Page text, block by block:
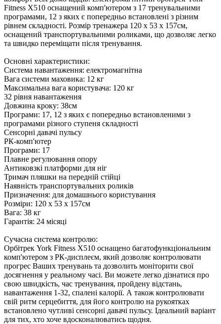
Fitness X510 оснащений комп'ютером з 17 тренувальними
програмами, 12 з яких є попередньо встановлені з різним
рівнем складності. Розмір тренажера 120 х 53 х 157см,
оснащений транспортувальними роликами, що дозволяє легко
та швидко переміщати після тренування.
Основні характеристики:
Система навантаження: електромагнітна
Вага системи маховика: 12 кг
Максимальна вага користувача: 120 кг
32 рівня навантаження
Довжина кроку: 38см
Програми: 17, 12 з яких є попередньо встановленими з
програмами різного ступеня складності
Сенсорні давачі пульсу
РК-комп'ютер
Програми: 17
Плавне регулювання опору
Антиковзкі платформи для ніг
Тримач пляшки на передній стійці
Наявність транспортувальних роликів
Призначення: для домашнього користування
Розміри: 120 х 53 х 157см
Вага: 38 кг
Гарантія: 24 місяці
Сучасна система контролю:
Орбітрек York Fitness X510 оснащено багатофункціональним
комп'ютером з РК-дисплеєм, який дозволяє контролювати
прогрес Ваших тренувань та дозволить моніторити свої
досягнення у реальному часі. Ви можете легко дізнатися про
свою швидкість, час тренування, пройдену відстань,
навантаження 1-32, спалені калорії. А також контролювати
свій ритм серцебиття, для його контролю на рукоятках
встановлено чутливі сенсорні давачі пульсу. Ідеальний варіант
для тих, хто хоче вдосконалюватись щодня.